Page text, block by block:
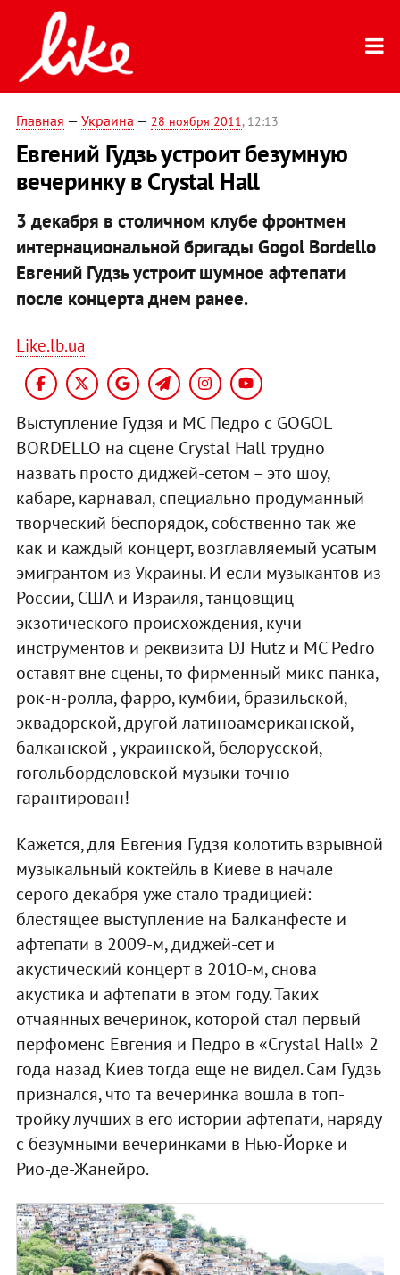
Главная — Украина — 28 ноября 2011, 12:13
Евгений Гудзь устроит безумную
вечеринку в Crystal Hall
3 декабря в столичном клубе фронтмен
интернациональной бригады Gogol Bordello
Евгений Гудзь устроит шумное афтепати
после концерта днем ранее.
Like.lb.ua
Выступление Гудзя и МС Педро с GOGOL
BORDELLO на сцене Crystal Hall трудно
назвать просто диджей-сетом – это шоу,
кабаре, карнавал, специально продуманный
творческий беспорядок, собственно так же
как и каждый концерт, возглавляемый усатым
эмигрантом из Украины. И если музыкантов из
России, США и Израиля, танцовщиц
экзотического происхождения, кучи
инструментов и реквизита DJ Hutz и MC Pedro
оставят вне сцены, то фирменный микс панка,
рок-н-ролла, фарро, кумбии, бразильской,
эквадорской, другой латиноамериканской,
балканской , украинской, белорусской,
гогольборделовской музыки точно
гарантирован!
Кажется, для Евгения Гудзя колотить взрывной
музыкальный коктейль в Киеве в начале
серого декабря уже стало традицией:
блестящее выступление на Балканфесте и
афтепати в 2009-м, диджей-сет и
акустический концерт в 2010-м, снова
акустика и афтепати в этом году. Таких
отчаянных вечеринок, которой стал первый
перфоменс Евгения и Педро в «Crystal Hall» 2
года назад Киев тогда еще не видел. Сам Гудзь
признался, что та вечеринка вошла в топ-
тройку лучших в его истории афтепати, наряду
с безумными вечеринками в Нью-Йорке и
Рио-де-Жанейро.